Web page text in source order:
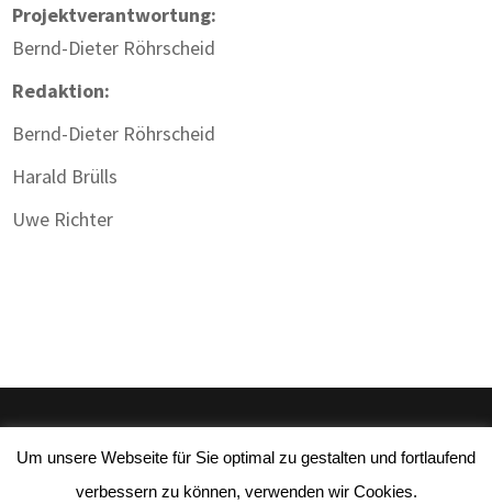
Projektverantwortung:
Bernd-Dieter Röhrscheid
Redaktion:
Bernd-Dieter Röhrscheid
Harald Brülls
Uwe Richter
Impressum|Datenschutz| Webdesign:Gute
Um unsere Webseite für Sie optimal zu gestalten und fortlaufend
verbessern zu können, verwenden wir Cookies.